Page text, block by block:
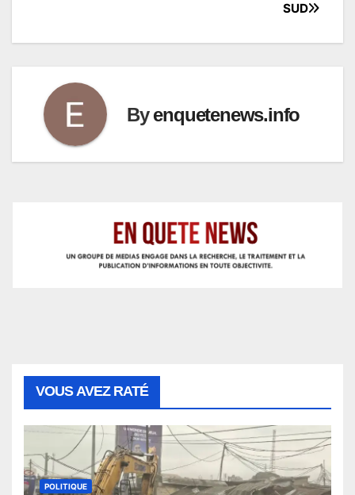
SUD
Byenquetenews.info
VOUS AVEZ RATÉ
POLITIQUE